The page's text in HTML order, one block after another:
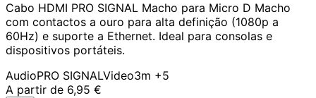
Cabo HDMI PRO SIGNAL Macho para Micro D Macho
com contactos a ouro para alta definição (1080p a
60Hz) e suporte a Ethernet. Ideal para consolas e
dispositivos portáteis.
AudioPRO SIGNALVideo3m +5
A partir de 6,95 €